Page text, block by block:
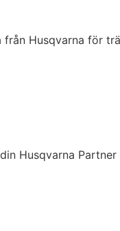
Husqvarna för
Husqvarna